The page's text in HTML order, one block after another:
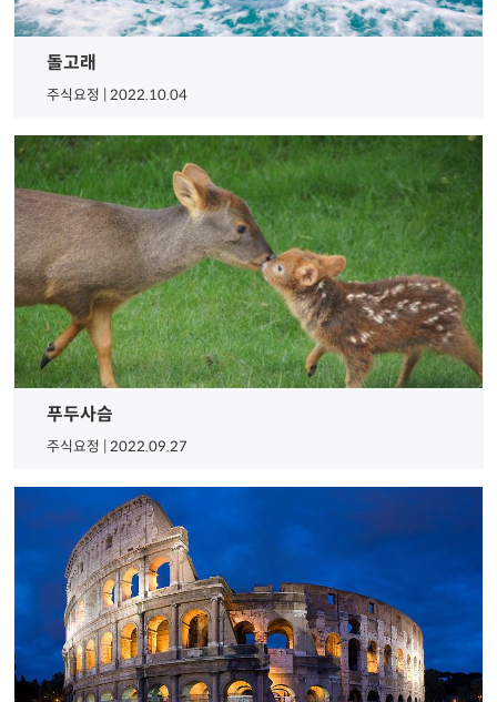
돌고래
주식요정 | 2022.10.04
푸두사슴
주식요정 | 2022.09.27